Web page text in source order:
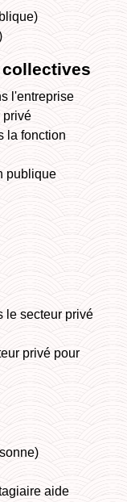
l'entreprise
privé
la fonction
publique
le secteur privé
privé pour
aide